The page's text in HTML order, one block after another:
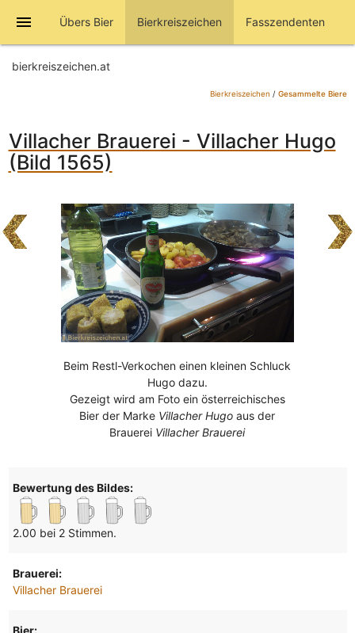
menu Übers Bier Bierkreiszeichen Fasszendenten
bierkreiszeichen.at
Bierkreiszeichen / Gesammelte Biere
Villacher Brauerei - Villacher Hugo
(Bild 1565)
Beim Restl-Verkochen einen kleinen Schluck
Hugo dazu.
Gezeigt wird am Foto ein österreichisches
Bier der Marke Villacher Hugo aus der
Brauerei Villacher Brauerei
Bewertung des Bildes:
2.00 bei 2 Stimmen.
Brauerei:
Villacher Brauerei